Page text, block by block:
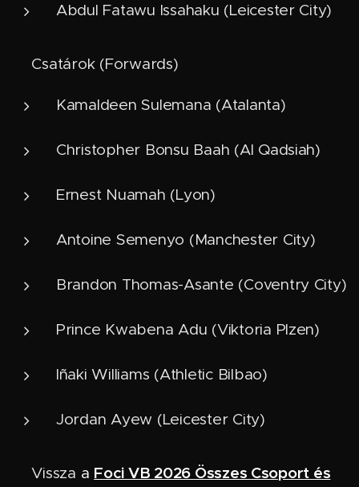
Abdul Fatawu Issahaku (Leicester City)
⚽ Csatárok (Forwards)
Kamaldeen Sulemana (Atalanta)
Christopher Bonsu Baah (Al Qadsiah)
Ernest Nuamah (Lyon)
Antoine Semenyo (Manchester City)
Brandon Thomas-Asante (Coventry City)
Prince Kwabena Adu (Viktoria Plzen)
Iñaki Williams (Athletic Bilbao)
Jordan Ayew (Leicester City)
🔙 Vissza a Foci VB 2026 Összes Csoport és